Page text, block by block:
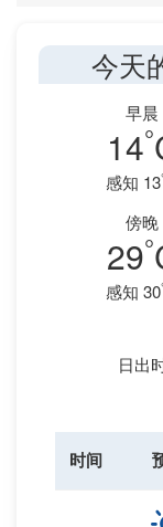
今天
早晨
14°
感知 13
傍晚
29°
感知 30
日出
时间